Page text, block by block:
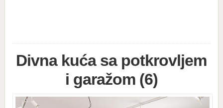
Divna kuća sa potkrovljem
i garažom (6)